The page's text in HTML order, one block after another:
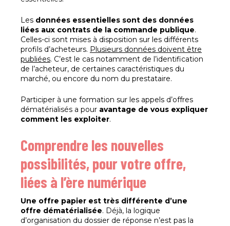
Les données essentielles sont des données
liées aux contrats de la commande publique.
Celles-ci sont mises à disposition sur les différents
profils d’acheteurs. Plusieurs données doivent être
publiées. C’est le cas notamment de l’identification
de l’acheteur, de certaines caractéristiques du
marché, ou encore du nom du prestataire.
Participer à une formation sur les appels d’offres
dématérialisés a pour avantage de vous expliquer
comment les exploiter.
Comprendre les nouvelles
possibilités, pour votre offre,
liées à l’ère numérique
Une offre papier est très différente d’une
offre dématérialisée. Déjà, la logique
d’organisation du dossier de réponse n’est pas la